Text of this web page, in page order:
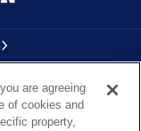
are agreeing
of cookies and
property,